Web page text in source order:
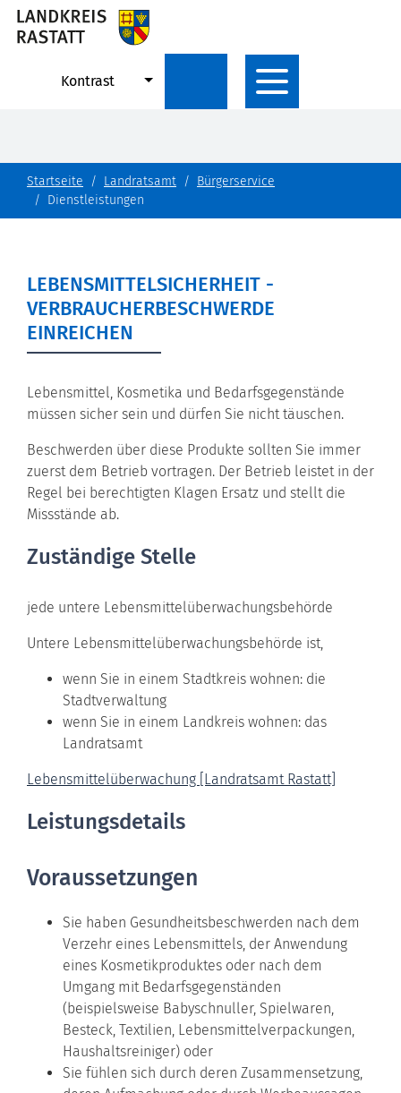
Kontrast
Startseite Landratsamt
Bürgerservice
Dienstleistungen
LEBENSMITTELSICHERHEIT -
VERBRAUCHERBESCHWERDE
EINREICHEN
Lebensmittel, Kosmetika und Bedarfsgegenstände
müssen sicher sein und dürfen Sie nicht täuschen.
Beschwerden über diese Produkte sollten Sie immer
zuerst dem Betrieb vortragen. Der Betrieb leistet in der
Regel bei berechtigten Klagen Ersatz und stellt die
Missstände ab.
Zuständige Stelle
jede untere Lebensmittelüberwachungsbehörde
Untere Lebensmittelüberwachungsbehörde ist,
wenn Sie in einem Stadtkreis wohnen: die
Stadtverwaltung
wenn Sie in einem Landkreis wohnen: das
Landratsamt
Lebensmittelüberwachung [Landratsamt Rastatt]
Leistungsdetails
Voraussetzungen
Sie haben Gesundheitsbeschwerden nach dem
Verzehr eines Lebensmittels, der Anwendung
eines Kosmetikproduktes oder nach dem
Umgang mit Bedarfsgegenständen
(beispielsweise Babyschnuller, Spielwaren,
Besteck, Textilien, Lebensmittelverpackungen,
Haushaltsreiniger) oder
Sie fühlen sich durch deren Zusammensetzung,